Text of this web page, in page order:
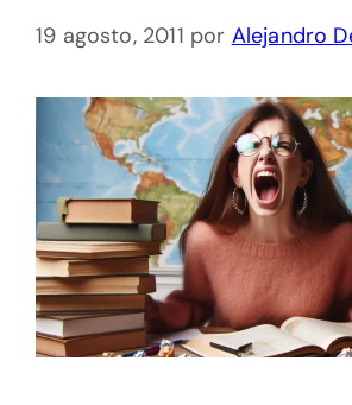
19 agosto, 2011 por Alejandro